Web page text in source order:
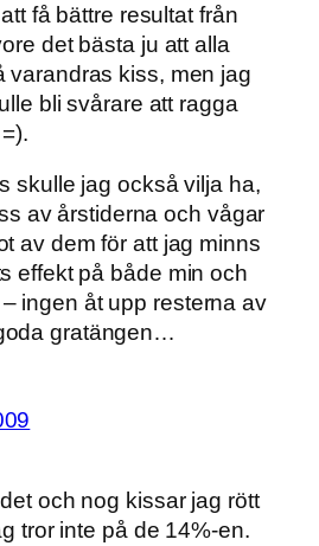
få bättre resultat från
det bästa ju att alla
varandras kiss, men jag
bli svårare att ragga
skulle jag också vilja ha,
av årstiderna och vågar
av dem för att jag minns
effekt på både min och
ingen åt upp resterna av
gratängen…
och nog kissar jag rött
tror inte på de 14%-en.